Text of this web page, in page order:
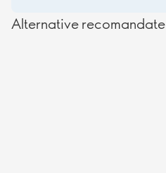
Alternative recomandate